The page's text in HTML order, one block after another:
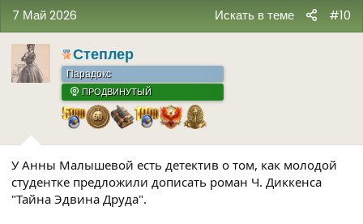
ц
и
и
:
7 Май 2026 Искать в теме #10
Степлер
Парадокс
ПРОДВИНУТЫЙ
У Анны Малышевой есть детектив о том, как молодой
студентке предложили дописать роман Ч. Диккенса
"Тайна Эдвина Друда".